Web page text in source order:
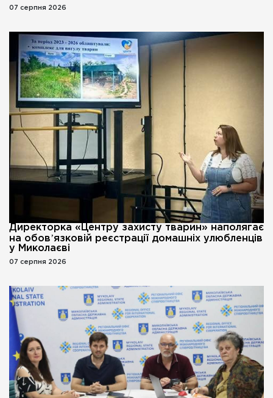
07 серпня 2026
Директорка «Центру захисту тварин» наполягає
на обовʼязковій реєстрації домашніх улюбленців
у Миколаєві
07 серпня 2026